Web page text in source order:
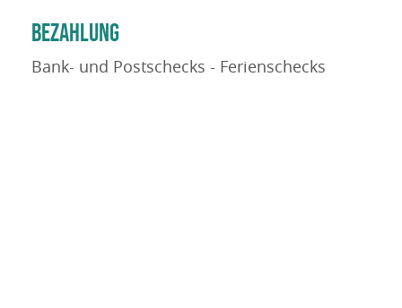
BEZAHLUNG
Bank- und Postschecks - Ferienschecks